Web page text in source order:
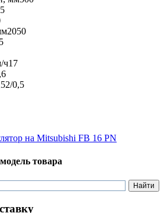
2050
ч17
0,5
на Mitsubishi FB 16 PN
товара